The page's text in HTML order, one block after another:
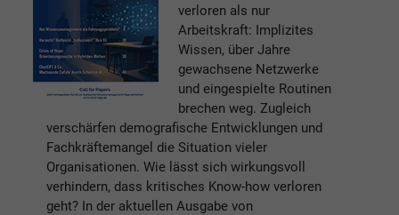
verloren als nur
Arbeitskraft: Implizites
Wissen, über Jahre
gewachsene Netzwerke
und eingespielte Routinen
brechen weg. Zugleich
verschärfen demografische Entwicklungen und
Fachkräftemangel die Situation vieler
Organisationen. Wie lässt sich wirkungsvoll
verhindern, dass kritisches Know-how verloren
geht? In der aktuellen Ausgabe von